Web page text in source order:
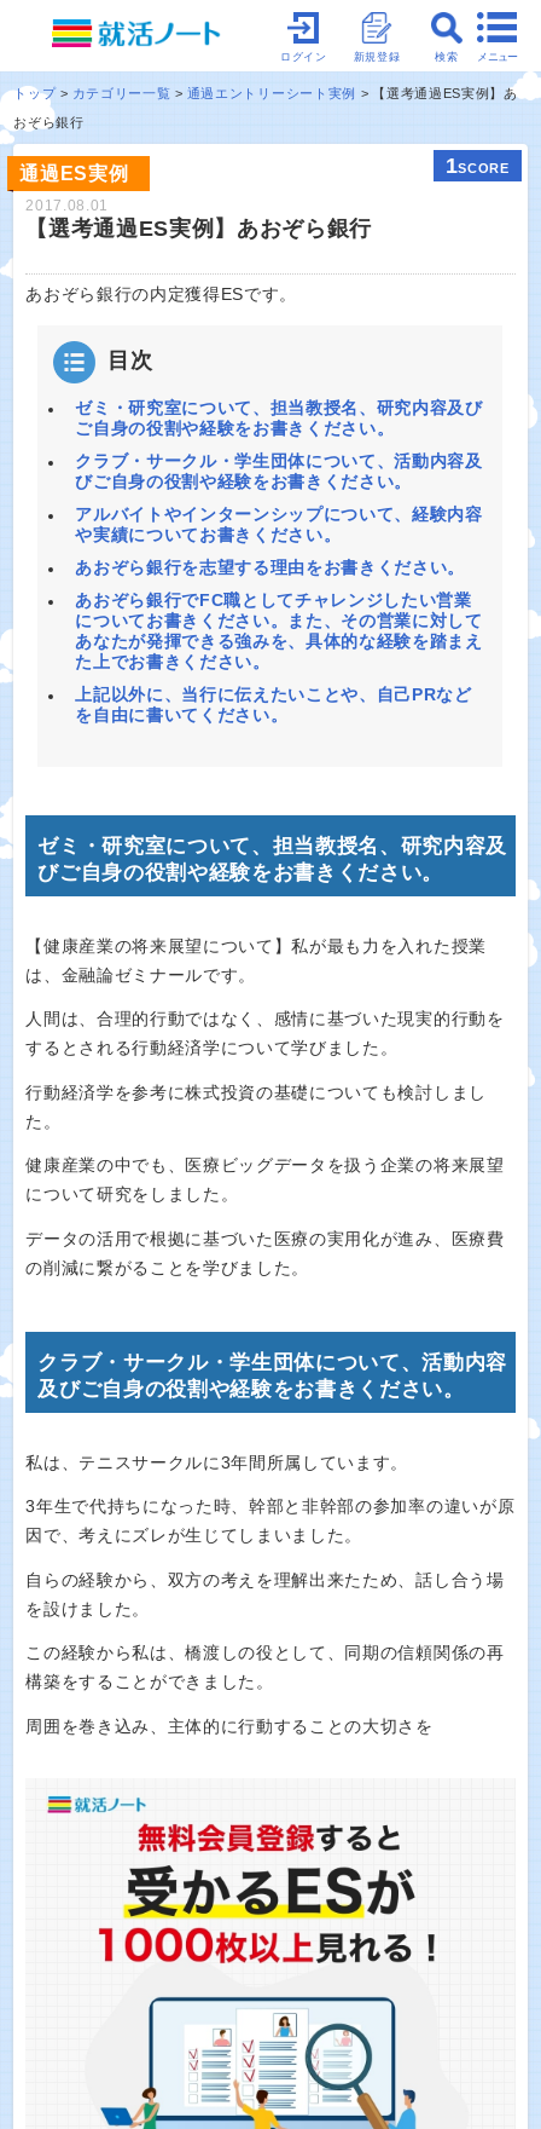
メニュー
検索
新規登録
ログイン
トップ カテゴリー一覧 通過エントリーシート実例
【選考通過ES実例】あ
おぞら銀行
通過ES実例 1SCORE
2017.08.01
【選考通過ES実例】あおぞら銀行
あおぞら銀行の内定獲得ESです。
目次
ゼミ・研究室について、担当教授名、研究内容及び
ご自身の役割や経験をお書きください。
クラブ・サークル・学生団体について、活動内容及
びご自身の役割や経験をお書きください。
アルバイトやインターンシップについて、経験内容
や実績についてお書きください。
あおぞら銀行を志望する理由をお書きください。
あおぞら銀行でFC職としてチャレンジしたい営業
についてお書きください。また、その営業に対して
あなたが発揮できる強みを、具体的な経験を踏まえ
た上でお書きください。
上記以外に、当行に伝えたいことや、自己PRなど
を自由に書いてください。
ゼミ・研究室について、担当教授名、研究内容及
びご自身の役割や経験をお書きください。
【健康産業の将来展望について】私が最も力を入れた授業
は、金融論ゼミナールです。
人間は、合理的行動ではなく、感情に基づいた現実的行動を
するとされる行動経済学について学びました。
行動経済学を参考に株式投資の基礎についても検討しまし
た。
健康産業の中でも、医療ビッグデータを扱う企業の将来展望
について研究をしました。
データの活用で根拠に基づいた医療の実用化が進み、医療費
の削減に繋がることを学びました。
クラブ・サークル・学生団体について、活動内容
及びご自身の役割や経験をお書きください。
私は、テニスサークルに3年間所属しています。
3年生で代持ちになった時、幹部と非幹部の参加率の違いが原
因で、考えにズレが生じてしまいました。
自らの経験から、双方の考えを理解出来たため、話し合う場
を設けました。
この経験から私は、橋渡しの役として、同期の信頼関係の再
構築をすることができました。
周囲を巻き込み、主体的に行動することの大切さを